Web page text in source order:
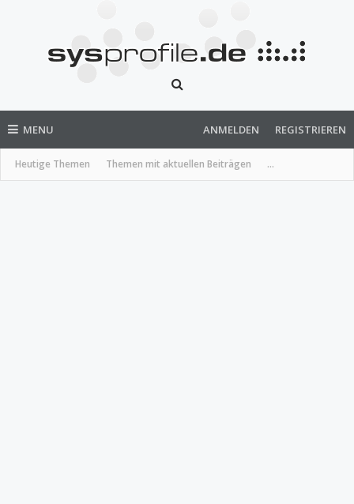
MENU
Heutige Themen Themen mit aktuellen Beiträgen ...
ANMELDEN REGISTRIEREN